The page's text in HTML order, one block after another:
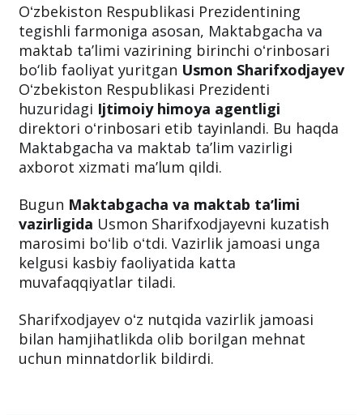
Oʻzbekiston Respublikasi Prezidentining
tegishli farmoniga asosan, Maktabgacha va
maktab taʼlimi vazirining birinchi oʻrinbosari
bo‘lib faoliyat yuritgan Usmon Sharifxodjayev
Oʻzbekiston Respublikasi Prezidenti
huzuridagi Ijtimoiy himoya agentligi
direktori oʻrinbosari etib tayinlandi. Bu haqda
Maktabgacha va maktab ta’lim vazirligi
axborot xizmati ma’lum qildi.
Bugun Maktabgacha va maktab taʼlimi
vazirligida Usmon Sharifxodjayevni kuzatish
marosimi boʻlib oʻtdi. Vazirlik jamoasi unga
kelgusi kasbiy faoliyatida katta
muvafaqqiyatlar tiladi.
Sharifxodjayev oʻz nutqida vazirlik jamoasi
bilan hamjihatlikda olib borilgan mehnat
uchun minnatdorlik bildirdi.